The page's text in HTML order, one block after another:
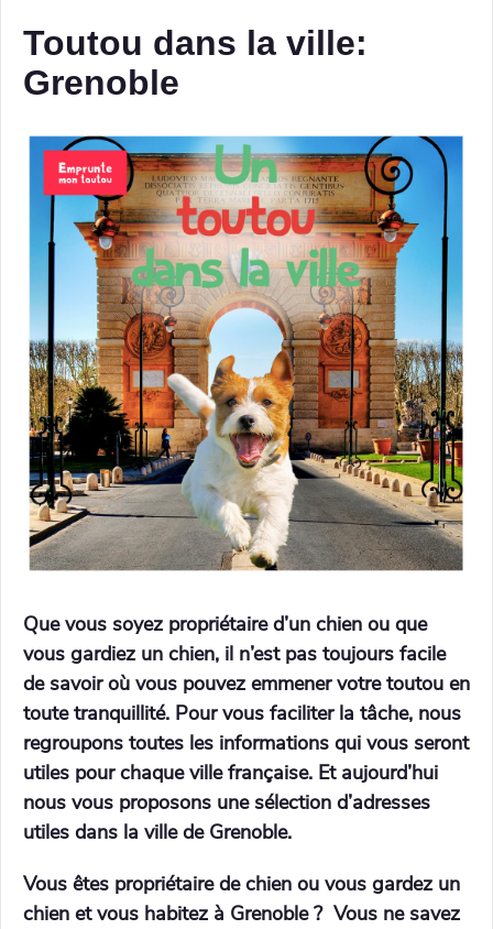
Toutou dans la ville:
Grenoble
Que vous soyez propriétaire d’un chien ou que
vous gardiez un chien, il n’est pas toujours facile
de savoir où vous pouvez emmener votre toutou en
toute tranquillité. Pour vous faciliter la tâche, nous
regroupons toutes les informations qui vous seront
utiles pour chaque ville française. Et aujourd’hui
nous vous proposons une sélection d’adresses
utiles dans la ville de Grenoble.
Vous êtes propriétaire de chien ou vous gardez un
chien et vous habitez à Grenoble ? Vous ne savez